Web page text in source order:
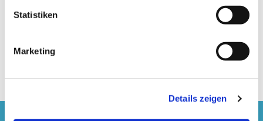
Statistiken
Marketing
Details zeigen